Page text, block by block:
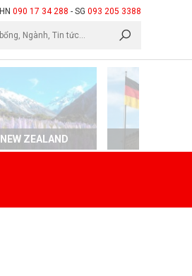
HN 090 17 34 288 - SG 093 205 3388
NEW ZEALAND